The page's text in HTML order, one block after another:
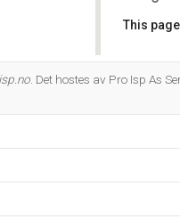
This
. Det hostes av Pro Isp As